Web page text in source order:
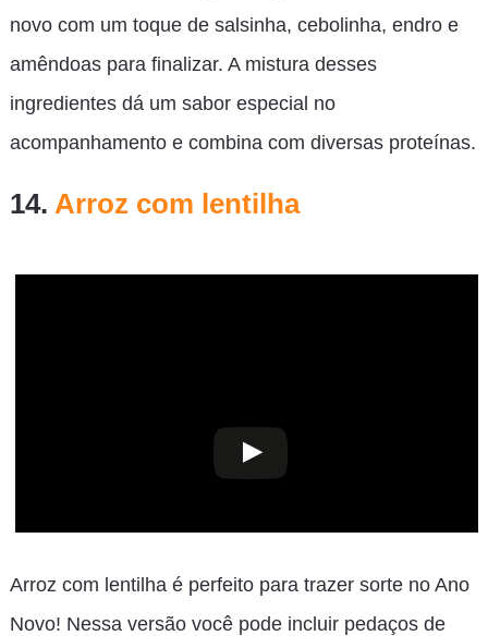
novo com um toque de salsinha, cebolinha, endro e
amêndoas para finalizar. A mistura desses
ingredientes dá um sabor especial no
acompanhamento e combina com diversas proteínas.
14. Arroz com lentilha
Arroz com lentilha é perfeito para trazer sorte no Ano
Novo! Nessa versão você pode incluir pedaços de